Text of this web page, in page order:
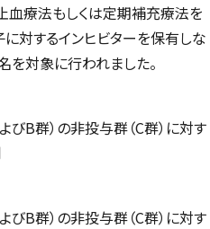
血療法もしくは定期補充療法を
対するインヒビターを保有しな
対象に行われました。
びB群）の非投与群（C群）に対す
びB群）の非投与群（C群）に対す